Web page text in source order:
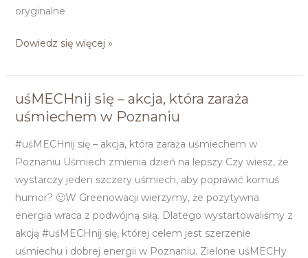
oryginalne
Dowiedz się więcej »
uśMECHnij się – akcja, która zaraża
uśmiechem w Poznaniu
#uśMECHnij się – akcja, która zaraża uśmiechem w
Poznaniu Uśmiech zmienia dzień na lepszy Czy wiesz, że
wystarczy jeden szczery uśmiech, aby poprawić komuś
humor? 🙂W Greenowacji wierzymy, że pozytywna
energia wraca z podwójną siłą. Dlatego wystartowaliśmy z
akcją #uśMECHnij się, której celem jest szerzenie
uśmiechu i dobrej energii w Poznaniu. Zielone uśMECHy
uśMECHnij
się
akcja,
która
zaraża
uśmiechem
w
Poznaniu